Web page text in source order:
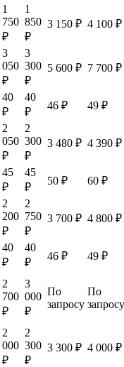
1
750
₽
1
850
₽
3 150 ₽ 4 100 ₽
3
050
₽
3
300
₽
5 600 ₽ 7 700 ₽
40
₽
40
₽
46 ₽ 49 ₽
2
050
₽
2
300
₽
3 480 ₽ 4 390 ₽
45
₽
45
₽
50 ₽ 60 ₽
2
200
₽
2
750
₽
3 700 ₽ 4 800 ₽
40
₽
40
₽
46 ₽
49 ₽
2
700
₽
3
000
₽
По
запросу
По
запросу
2
000
₽
2
300
₽
3 300 ₽ 4 000 ₽